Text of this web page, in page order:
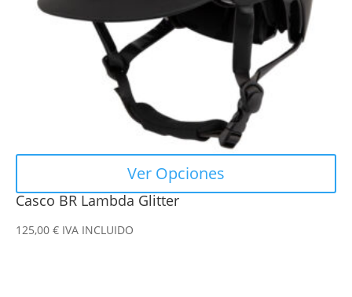
Casco BR Lambda Glitter
125,00 € IVA INCLUIDO
Ver Opciones
pueden